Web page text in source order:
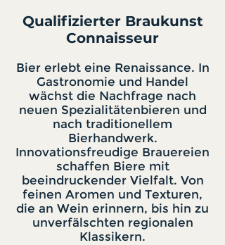
Qualifizierter Braukunst
Connaisseur
Bier erlebt eine Renaissance. In
Gastronomie und Handel
wächst die Nachfrage nach
neuen Spezialitätenbieren und
nach traditionellem
Bierhandwerk.
Innovationsfreudige Brauereien
schaffen Biere mit
beeindruckender Vielfalt. Von
feinen Aromen und Texturen,
die an Wein erinnern, bis hin zu
unverfälschten regionalen
Klassikern.